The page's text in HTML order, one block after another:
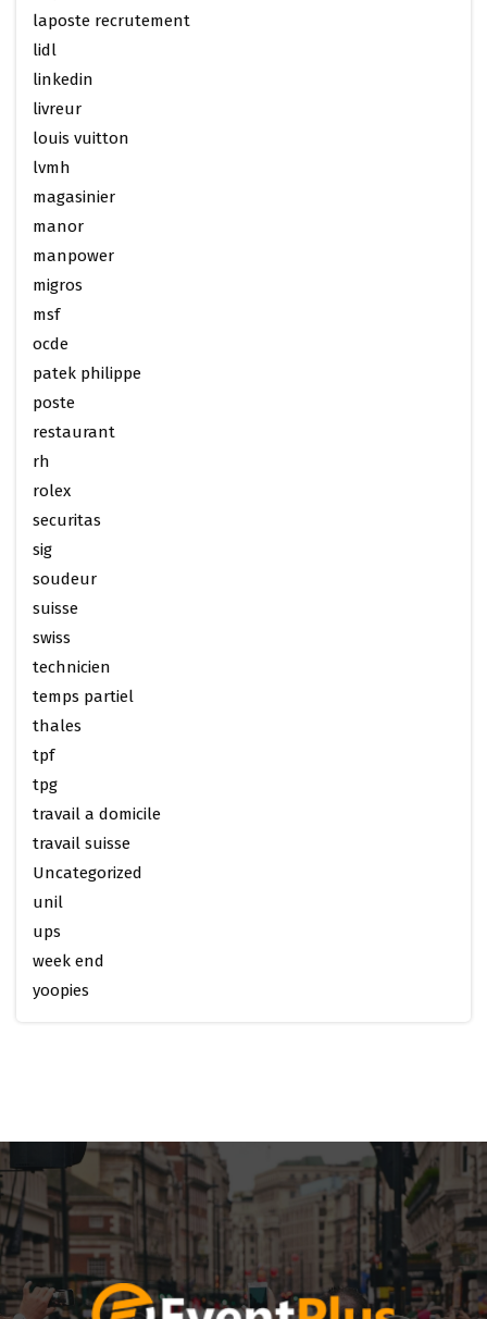
laposte recrutement
lidl
linkedin
livreur
louis vuitton
lvmh
magasinier
manor
manpower
migros
msf
ocde
patek philippe
poste
restaurant
rh
rolex
securitas
sig
soudeur
suisse
swiss
technicien
temps partiel
thales
tpf
tpg
travail a domicile
travail suisse
Uncategorized
unil
ups
week end
yoopies